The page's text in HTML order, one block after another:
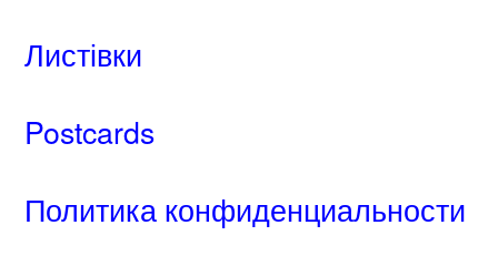
Листівки
Postcards
Политика конфиденциальности